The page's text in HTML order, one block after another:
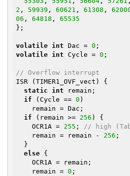
2 , 59939 , 60621 , 61308 ,
06 , 64818 , 65535
};
volatile int Dac = 0
volatile int Cycle = 0 ;
// Overflow interrupt
ISR (TIMER1_OVF_vect) {
static
int remain;
if (Cycle == 0 )
if (remain >= 256 ) {
    OCR1A =
255 ; // high
    remain = remain -
256 ;
else {
    remain =
0 ;